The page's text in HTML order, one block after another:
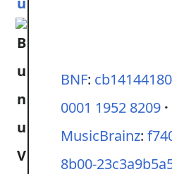
BNF:
0001 1952 8209
MusicBrainz:
8b00-